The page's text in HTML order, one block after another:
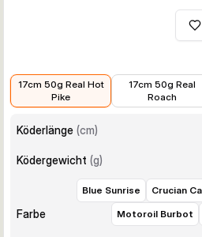
17cm 50g Real Hot
Pike
17cm 50g Real
Roach
Köderlänge (cm)
Ködergewicht (g)
Farbe
Blue Sunrise Crucian
Motoroil Burbot